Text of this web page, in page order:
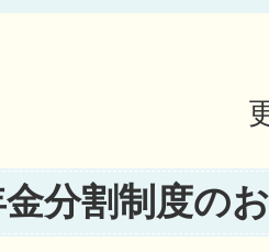
分割制度の